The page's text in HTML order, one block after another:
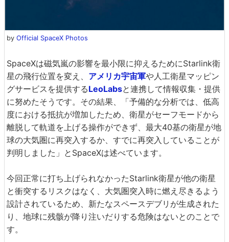
by Official SpaceX Photos
SpaceXは磁気嵐の影響を最小限に抑えるためにStarlink衛
星の飛行位置を変え、 アメリカ宇宙軍や人工衛星マッピン
グサービスを提供するLeoLabsと連携して情報収集・提供
に努めたそうです。その結果、「予備的な分析では、低高
度における抵抗が増加したため、衛星がセーフモードから
離脱して軌道を上げる操作ができず、最大40基の衛星が地
球の大気圏に再突入するか、すでに再突入していることが
判明しました」とSpaceXは述べています。
今回正常に打ち上げられなかったStarlink衛星が他の衛星
と衝突するリスクはなく、大気圏突入時に燃え尽きるよう
設計されているため、新たなスペースデブリが生成された
り、地球に残骸が降り注いだりする危険はないとのことで
す。